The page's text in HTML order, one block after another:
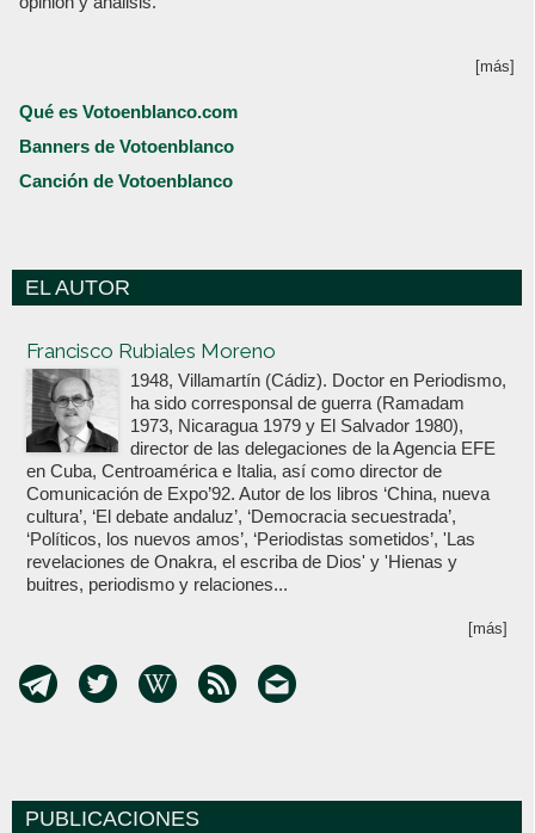
[más]
Qué es Votoenblanco.com
Banners de Votoenblanco
Canción de Votoenblanco
EL AUTOR
Francisco Rubiales Moreno
1948, Villamartín (Cádiz). Doctor en Periodismo,
ha sido corresponsal de guerra (Ramadam
1973, Nicaragua 1979 y El Salvador 1980),
director de las delegaciones de la Agencia EFE
en Cuba, Centroamérica e Italia, así como director de
Comunicación de Expo’92. Autor de los libros ‘China, nueva
cultura’, ‘El debate andaluz’, ‘Democracia secuestrada’,
‘Políticos, los nuevos amos’, ‘Periodistas sometidos’, 'Las
revelaciones de Onakra, el escriba de Dios' y 'Hienas y
buitres, periodismo y relaciones...
[más]
PUBLICACIONES